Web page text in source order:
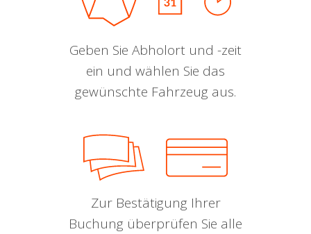
Geben Sie Abholort und -zeit
ein und wählen Sie das
gewünschte Fahrzeug aus.
Zur Bestätigung Ihrer
Buchung überprüfen Sie alle